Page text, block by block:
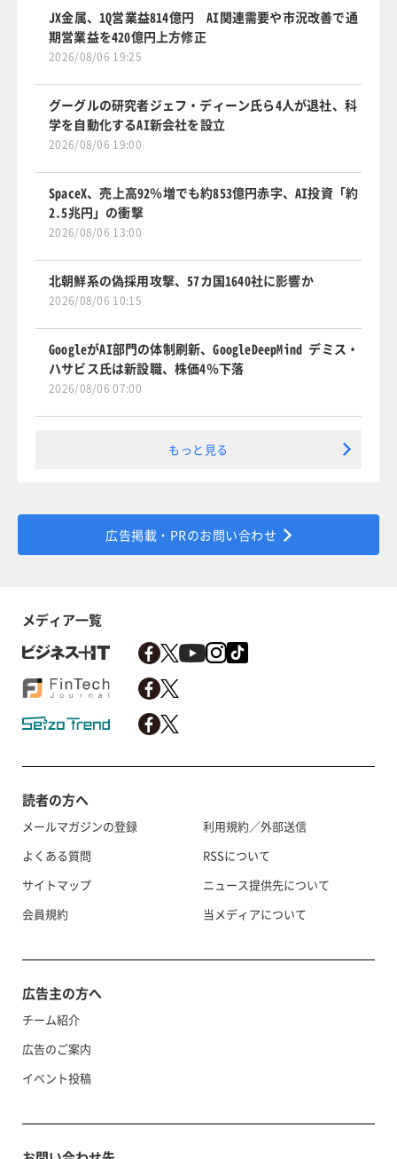
JX金属、1Q営業益814億円 AI関連需要や市況改善で通
期営業益を420億円上方修正
2026/08/06 19:25
グーグルの研究者ジェフ・ディーン氏ら4人が退社、科
学を自動化するAI新会社を設立
2026/08/06 19:00
SpaceX、売上高92％増でも約853億円赤字、AI投資「約
2.5兆円」の衝撃
2026/08/06 13:00
北朝鮮系の偽採用攻撃、57カ国1640社に影響か
2026/08/06 10:15
GoogleがAI部門の体制刷新、GoogleDeepMind デミス・
ハサビス氏は新設職、株価4％下落
2026/08/06 07:00
もっと見る
広告掲載・PRのお問い合わせ
メディア一覧
読者の方へ
メールマガジンの登録
よくある質問
サイトマップ
会員規約
利用規約／外部送信
RSSについて
ニュース提供先について
当メディアについて
広告主の方へ
チーム紹介
広告のご案内
イベント投稿